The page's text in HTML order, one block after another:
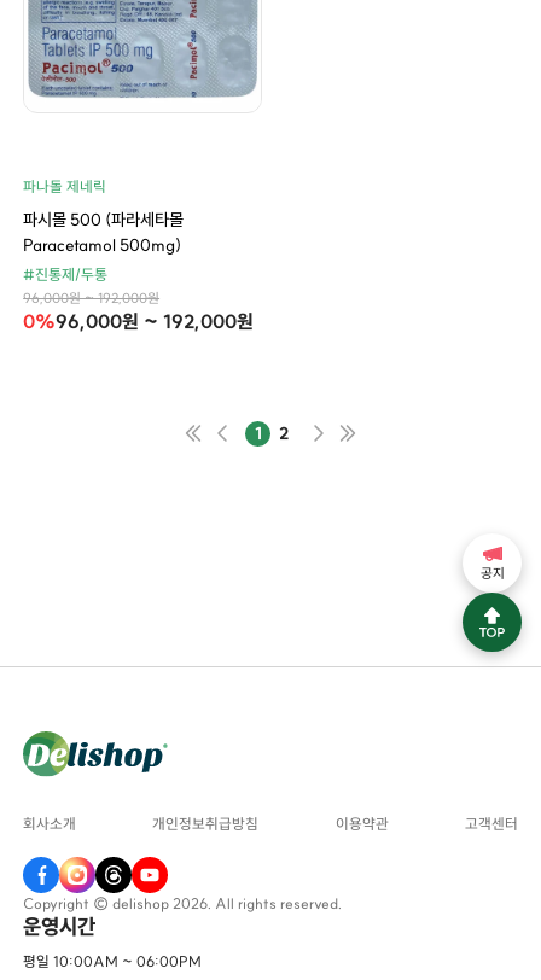
파나돌 제네릭
파시몰 500 (파라세타몰
Paracetamol 500mg)
#진통제/두통
96,000원 ~ 192,000원
0%96,000원 ~ 192,000원
1 2
회사소개 개인정보취급방침 이용약관 고객센터
Copyright © delishop 2026. All rights reserved.
운영시간
평일 10:00AM ~ 06:00PM
공지